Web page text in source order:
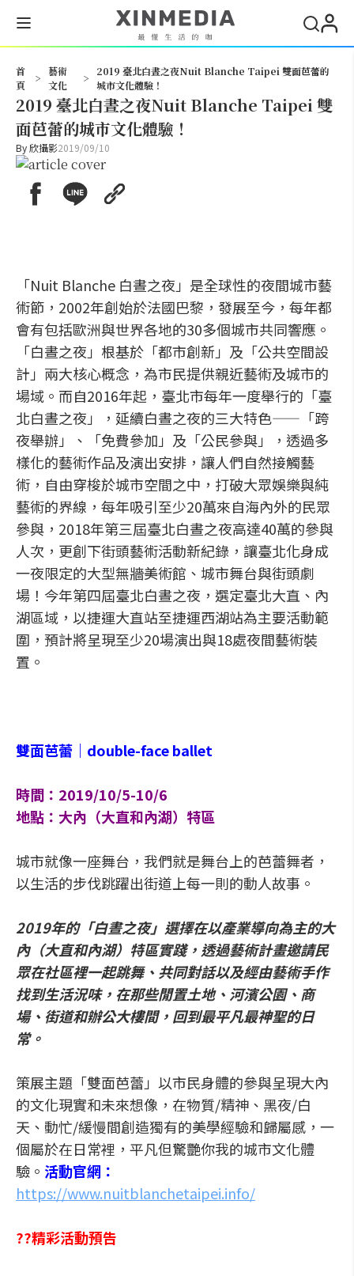
首
頁
>
藝術
文化
>
2019 臺北白晝之夜Nuit Blanche Taipei 雙面芭蕾的
城市文化體驗！
2019 臺北白晝之夜Nuit Blanche Taipei 雙
面芭蕾的城市文化體驗！
By欣攝影2019/09/10
「Nuit Blanche 白晝之夜」是全球性的夜間城市藝
術節，2002年創始於法國巴黎，發展至今，每年都
會有包括歐洲與世界各地的30多個城市共同響應。
「白晝之夜」根基於「都市創新」及「公共空間設
計」兩大核心概念，為市民提供親近藝術及城市的
場域。而自2016年起，臺北市每年一度舉行的「臺
北白晝之夜」，延續白晝之夜的三大特色——「跨
夜舉辦」、「免費參加」及「公民參與」，透過多
樣化的藝術作品及演出安排，讓人們自然接觸藝
術，自由穿梭於城市空間之中，打破大眾娛樂與純
藝術的界線，每年吸引至少20萬來自海內外的民眾
參與，2018年第三屆臺北白晝之夜高達40萬的參與
人次，更創下街頭藝術活動新紀錄，讓臺北化身成
一夜限定的大型無牆美術館、城市舞台與街頭劇
場！今年第四屆臺北白晝之夜，選定臺北大直、內
湖區域，以捷運大直站至捷運西湖站為主要活動範
圍，預計將呈現至少20場演出與18處夜間藝術裝
置。
雙面芭蕾｜double-face ballet
時間：2019/10/5-10/6
地點：大內（大直和內湖）特區
城市就像一座舞台，我們就是舞台上的芭蕾舞者，
以生活的步伐跳躍出街道上每一則的動人故事。
2019年的「白晝之夜」選擇在以產業導向為主的大
內（大直和內湖）特區實踐，透過藝術計畫邀請民
眾在社區裡一起跳舞、共同對話以及經由藝術手作
找到生活況味，在那些閒置土地、河濱公園、商
場、街道和辦公大樓間，回到最平凡最神聖的日
常。
策展主題「雙面芭蕾」以市民身體的參與呈現大內
的文化現實和未來想像，在物質/精神、黑夜/白
天、動忙/緩慢間創造獨有的美學經驗和歸屬感，一
個屬於在日常裡，平凡但驚艷你我的城市文化體
驗。 活動官網：
https://www.nuitblanchetaipei.info/
??精彩活動預告